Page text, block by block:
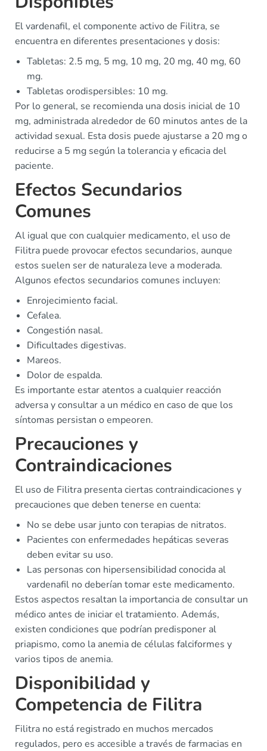
El vardenafil, el componente activo de Filitra, se
encuentra en diferentes presentaciones y dosis:
Tabletas: 2.5 mg, 5 mg, 10 mg, 20 mg, 40 mg, 60
mg.
Tabletas orodispersibles: 10 mg.
Por lo general, se recomienda una dosis inicial de 10
mg, administrada alrededor de 60 minutos antes de la
actividad sexual. Esta dosis puede ajustarse a 20 mg o
reducirse a 5 mg según la tolerancia y eficacia del
paciente.
Efectos Secundarios
Comunes
Al igual que con cualquier medicamento, el uso de
Filitra puede provocar efectos secundarios, aunque
estos suelen ser de naturaleza leve a moderada.
Algunos efectos secundarios comunes incluyen:
Enrojecimiento facial.
Cefalea.
Congestión nasal.
Dificultades digestivas.
Mareos.
Dolor de espalda.
Es importante estar atentos a cualquier reacción
adversa y consultar a un médico en caso de que los
síntomas persistan o empeoren.
Precauciones y
Contraindicaciones
El uso de Filitra presenta ciertas contraindicaciones y
precauciones que deben tenerse en cuenta:
No se debe usar junto con terapias de nitratos.
Pacientes con enfermedades hepáticas severas
deben evitar su uso.
Las personas con hipersensibilidad conocida al
vardenafil no deberían tomar este medicamento.
Estos aspectos resaltan la importancia de consultar un
médico antes de iniciar el tratamiento. Además,
existen condiciones que podrían predisponer al
priapismo, como la anemia de células falciformes y
varios tipos de anemia.
Disponibilidad y
Competencia de Filitra
Filitra no está registrado en muchos mercados
regulados, pero es accesible a través de farmacias en